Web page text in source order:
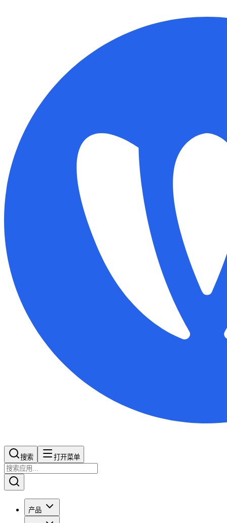
搜索​​​​ 打开菜单
产品